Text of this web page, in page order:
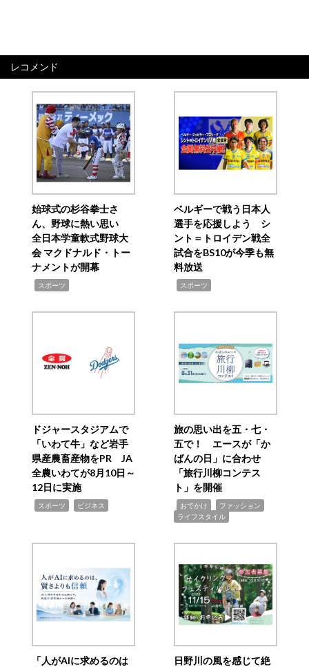
レコメンド
始球式の杉谷拳士さ
ん、野球に熱い思い
全日本学童軟式野球大
会 マクドナルド・トー
ナメントが開幕
スポーツ
ベルギーで戦う日本人
選手を応援しよう シ
ント＝トロイデン戦全
試合をBS10が今季も無
料放送
スポーツ
ドジャースタジアムで
「いわて牛」など岩手
県産農畜産物をPR JA
全農いわてが8月10日～
12日に実施
スポーツ ビジネス
旅の思い出を五・七・
五で！ エースが「か
ばんの日」に合わせ
「旅行川柳コンテス
ト」を開催
おでかけ ファッション
ライフスタイル
「人がAIに求めるのは
日野川の風を感じて絶